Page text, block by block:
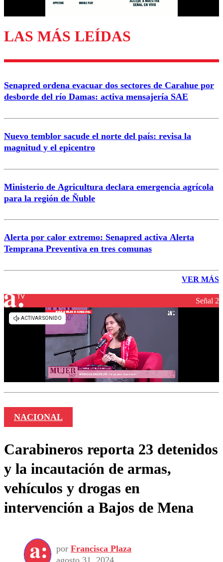
Enviar comentario
LAS MÁS LEÍDAS
Senapred ordena evacuar dos sectores de Carahue por
desborde del río Damas: activa mensajería SAE
Nuevo temblor sacude el norte del país: revisa la
magnitud y el epicentro
Ministerio de Agricultura declara emergencia agrícola
para la región de Ñuble
Alerta por calor extremo: Senapred activa Alerta
Temprana Preventiva en tres comunas
VER MÁS
Señal 2
NACIONAL
Carabineros reporta 23 detenidos
y la incautación de armas,
vehículos y drogas en
intervención a Bajos de Mena
por Francisca Plaza
agosto 31, 2024